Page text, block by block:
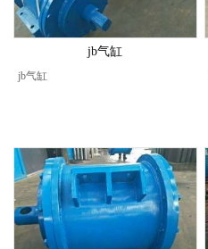
jb气缸
jb气缸